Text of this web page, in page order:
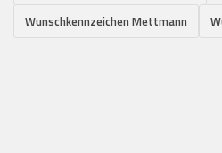
Wunschkennzeichen Mettmann